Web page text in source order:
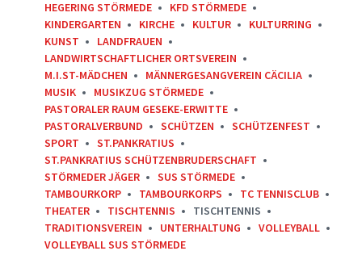
HEGERING STÖRMEDE
KFD STÖRMEDE
KINDERGARTEN
KIRCHE KULTUR
KULTURRING
KUNST
LANDFRAUEN
LANDWIRTSCHAFTLICHER ORTSVEREIN
M.I.ST-MÄDCHEN
MÄNNERGESANGVEREIN CÄCILIA
MUSIK
MUSIKZUG STÖRMEDE
PASTORALER RAUM GESEKE-ERWITTE
PASTORALVERBUND
SCHÜTZEN
SCHÜTZENFEST
SPORT
ST.PANKRATIUS
ST.PANKRATIUS SCHÜTZENBRUDERSCHAFT
STÖRMEDER JÄGER
SUS STÖRMEDE
TAMBOURKORP
TAMBOURKORPS
TC TENNISCLUB
THEATER
TISCHTENNIS
TISCHTENNIS
TRADITIONSVEREIN
UNTERHALTUNG
VOLLEYBALL
VOLLEYBALL SUS STÖRMEDE